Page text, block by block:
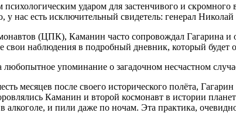
ударом для застенчивого и
у нас есть исключительный свидетель: генерал
(ЦПК), Каманин часто сопровождал Гагарина
свои наблюдения в подробный дневник, который будет
любопытное упоминание о загадочном несчастном
месяцев после своего исторического полёта,
Каманин и второй космонавт в истории
алкоголе, и пили даже по ночам. Эта практика,